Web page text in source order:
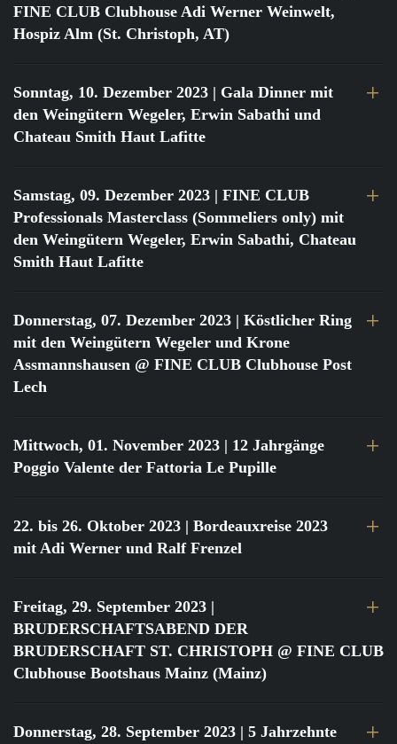
FINE CLUB Clubhouse Adi Werner Weinwelt,
Hospiz Alm (St. Christoph, AT)
Sonntag, 10. Dezember 2023 | Gala Dinner mit
den Weingütern Wegeler, Erwin Sabathi und
Chateau Smith Haut Lafitte
Samstag, 09. Dezember 2023 | FINE CLUB
Professionals Masterclass (Sommeliers only) mit
den Weingütern Wegeler, Erwin Sabathi, Chateau
Smith Haut Lafitte
Donnerstag, 07. Dezember 2023 | Köstlicher Ring
mit den Weingütern Wegeler und Krone
Assmannshausen @ FINE CLUB Clubhouse Post
Lech
Mittwoch, 01. November 2023 | 12 Jahrgänge
Poggio Valente der Fattoria Le Pupille
22. bis 26. Oktober 2023 | Bordeauxreise 2023
mit Adi Werner und Ralf Frenzel
Freitag, 29. September 2023 |
BRUDERSCHAFTSABEND DER
BRUDERSCHAFT ST. CHRISTOPH @ FINE CLUB
Clubhouse Bootshaus Mainz (Mainz)
Donnerstag, 28. September 2023 | 5 Jahrzehnte